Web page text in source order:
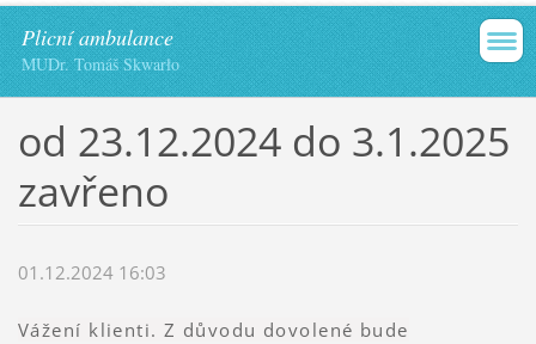
Plicní ambulance
MUDr. Tomáš Skwarło
od 23.12.2024 do 3.1.2025
zavřeno
01.12.2024 16:03
Vážení klienti. Z důvodu dovolené bude